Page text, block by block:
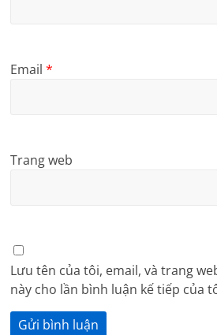
Email*
Trang web
Lưu tên của tôi, email, và trang
này cho lần bình luận kế tiếp của